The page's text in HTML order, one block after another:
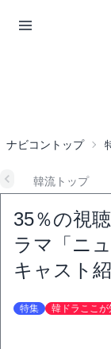
ナビコントップ
韓流トップ
35％の視
ラマ「ニ
キャスト紹
特集 韓ドラここが